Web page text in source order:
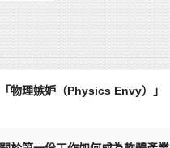
「物理嫉妒（Physics Envy）」